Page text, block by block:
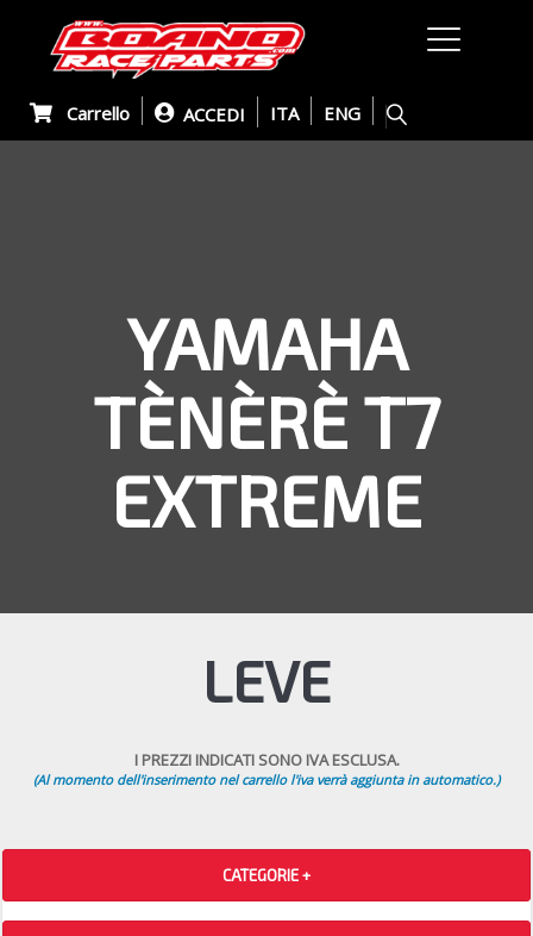
Carrello ACCEDI ITA ENG
YAMAHA
TÈNÈRÈ T7
EXTREME
LEVE
I PREZZI INDICATI SONO IVA ESCLUSA.
(Al momento dell'inserimento nel carrello l'iva verrà aggiunta in automatico.)
CATEGORIE +